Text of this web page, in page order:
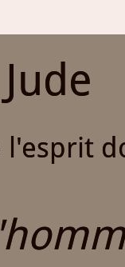
l'esprit